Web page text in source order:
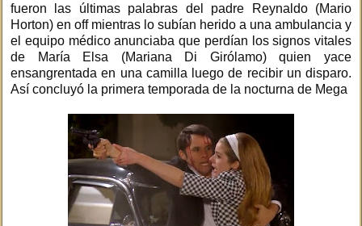
fueron las últimas palabras del padre Reynaldo (Mario
Horton) en off mientras lo subían herido a una ambulancia y
el equipo médico anunciaba que perdían los signos vitales
de María Elsa (Mariana Di Girólamo) quien yace
ensangrentada en una camilla luego de recibir un disparo.
Así concluyó la primera temporada de la nocturna de Mega